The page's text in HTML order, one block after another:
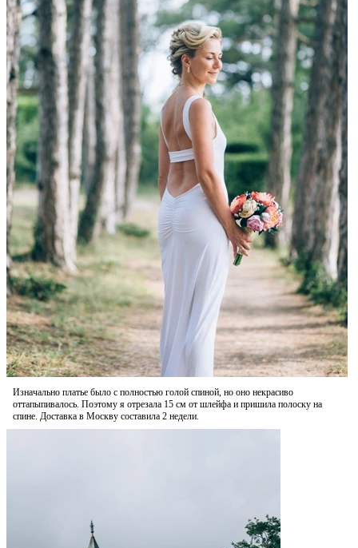
Изначально платье было с полностью голой спиной, но оно некрасиво
оттапыпивалось. Поэтому я отрезала 15 см от шлейфа и пришила полоску на
спине. Доставка в Москву составила 2 недели.